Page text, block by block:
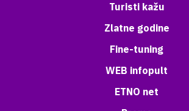
Turisti kažu
Zlatne godine
Fine-tuning
WEB infopult
ETNO net